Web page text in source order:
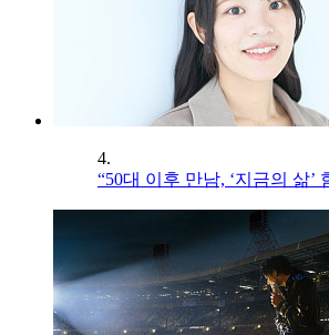
4.
“50대 이후 만남, ‘지금의 삶’